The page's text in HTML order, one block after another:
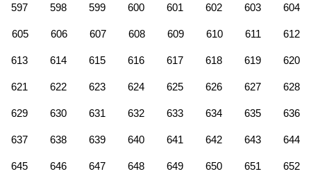
597 598 599 600 601 602 603 604
605 606 607 608 609 610 611 612
613 614 615 616 617 618 619 620
621 622 623 624 625 626 627 628
629 630 631 632 633 634 635 636
637 638 639 640 641 642 643 644
645 646 647 648 649 650 651 652